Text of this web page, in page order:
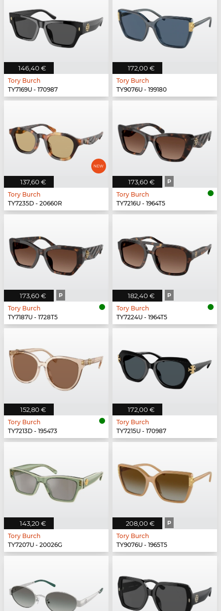
146,40 €
Tory Burch
TY7169U - 170987
172,00 €
Tory Burch
TY9076U - 199180
137,60 €
Tory Burch
TY7235D - 20660R
173,60 € P
Tory Burch
TY7216U - 1964T5
173,60 € P
Tory Burch
TY7187U - 1728T5
182,40 € P
Tory Burch
TY7224U - 1964T5
152,80 €
Tory Burch
TY7213D - 195473
172,00 €
Tory Burch
TY7215U - 170987
143,20 €
Tory Burch
TY7207U - 20026G
208,00 € P
Tory Burch
TY9076U - 1965T5